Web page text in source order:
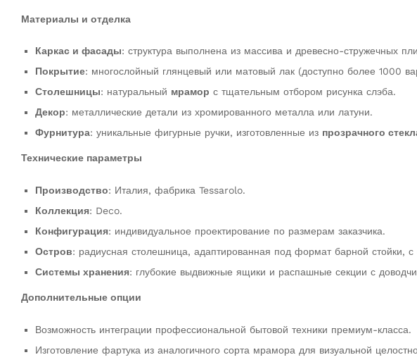
Материалы и отделка
Каркас и фасады: структура выполнена из массива и древесно-стружечных
Покрытие: многослойный глянцевый или матовый лак (доступно более 1000
Столешницы: натуральный мрамор с тщательным отбором рисунка слэба.
Декор: металлические детали из хромированного металла или латуни.
Фурнитура: уникальные фигурные ручки, изготовленные из прозрачного
Технические параметры
Производство: Италия, фабрика Tessarolo.
Коллекция: Deco.
Конфигурация: индивидуальное проектирование по размерам заказчика.
Остров: радиусная столешница, адаптированная под формат барной стойки,
Системы хранения: глубокие выдвижные ящики и распашные секции с
Дополнительные опции
Возможность интеграции профессиональной бытовой техники премиум-класса.
Изготовление фартука из аналогичного сорта мрамора для визуальной